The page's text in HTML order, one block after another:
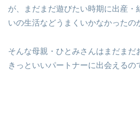
が、まだまだ遊びたい時期に出産・
いの生活などうまくいかなかったの
そんな母親・ひとみさんはまだまだ
きっといいパートナーに出会えるの